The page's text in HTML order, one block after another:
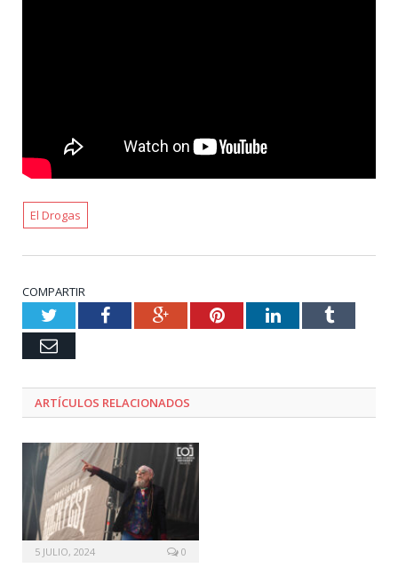
El Drogas
COMPARTIR
TwitterFacebookGoogle+PinterestLinkedInTumblr
Email
ARTÍCULOS RELACIONADOS
5 JULIO, 2024 0